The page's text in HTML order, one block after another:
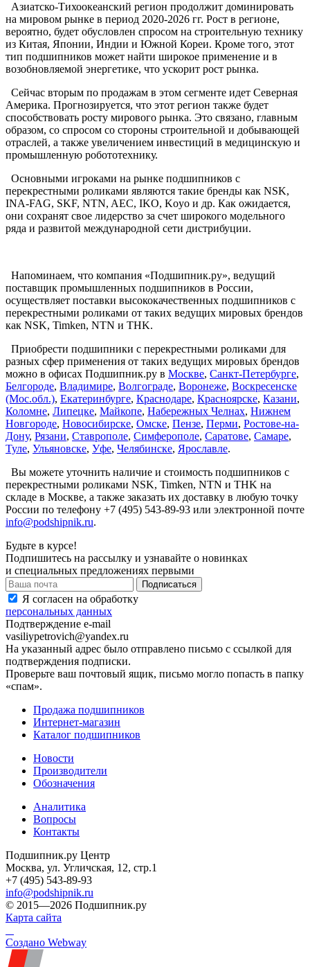
Азиатско-Тихоокеанский регион продолжит доминировать
на мировом рынке в период 2020-2026 гг. Рост в регионе,
вероятно, будет обусловлен спросом на строительную технику
из Китая, Японии, Индии и Южной Кореи. Кроме того, этот
тип подшипников может найти широкое применение и в
возобновляемой энергетике, что ускорит рост рынка.
Сейчас вторым по продажам в этом сегменте идет Северная
Америка. Прогнозируется, что этот регион также будет
способствовать росту мирового рынка. Это связано, главным
образом, со спросом со стороны строительной и добывающей
отраслей, а также увеличением инвестиций в медицинскую и
промышленную робототехнику.
Основными игроками на рынке подшипников с
перекрестными роликами являются такие бренды как NSK,
INA-FAG, SKF, NTN, AEC, IKO, Koyo и др. Как ожидается,
они сохранят свое лидерство за счет широкого модельного
ряда и развитой международной сети дистрибуции.
Напоминаем, что компания «Подшипник.ру», ведущий
поставщик промышленных подшипников в России,
осуществляет поставки высококачественных подшипников с
перекрестными роликами от таких ведущих мировых брендов
как NSK, Timken, NTN и THK.
Приобрести подшипники с перекрестными роликами для
разных сфер применения от таких ведущих мировых брендов
можно в офисах Подшипник.ру в Москве, Санкт-Петербургe,
Белгороде, Владимире, Волгограде, Воронеже, Воскресенске
(Мос.обл.), Екатеринбурге, Краснодаре, Красноярске, Казани,
Коломне, Липецке, Майкопе, Набережных Челнах, Нижнем
Новгороде, Новосибирске, Омске, Пензе, Перми, Ростове-на-
Дону, Рязани, Ставрополе, Симферополе, Саратове, Самаре,
Туле, Ульяновске, Уфе, Челябинске, Ярославле.
Вы можете уточнить наличие и стоимость подшипников с
перекрестными роликами NSK, Timken, NTN и THK на
складе в Москве, а также заказать их доставку в любую точку
России по телефону +7 (495) 543-89-93 или электронной почте
info@podshipnik.ru.
Будьте в курсе!
Подпишитесь на рассылку и узнавайте о новинках
и специальных предложениях первыми
Я согласен на обработку
персональных данных
Подтверждение e-mail
vasiliypetrovich@yandex.ru
На указанный адрес было отправлено письмо с ссылкой для
подтверждения подписки.
Проверьте ваш почтовый ящик, письмо могло попасть в папку
«спам».
Продажа подшипников
Интернет-магазин
Каталог подшипников
Новости
Производители
Обозначения
Аналитика
Вопросы
Контакты
Подшипник.ру Центр
Москва, ул. Угличская, 12, стр.1
+7 (495) 543-89-93
info@podshipnik.ru
© 2015—2026 Подшипник.ру
Карта сайта
Создано Webway